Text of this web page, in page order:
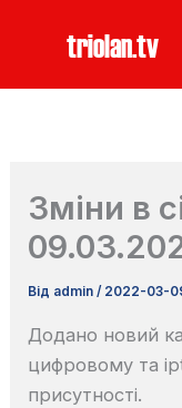
triolan.tv
Зміни в
Від admin/ 2022-03-
Додано новий
цифровому та
присутності.